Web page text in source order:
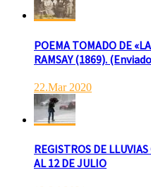
INCENDIO EN LA
agosto 7, 2026
Esta tarde fueron requeridos
POEMA TOMADO DE
RAMSAY (1869).
22.Mar 2020
REGISTROS DE
AL 12 DE JULIO